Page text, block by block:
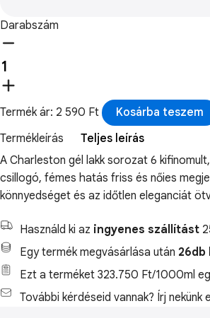
Darabszám
Termék ár: 2 590 Ft
Kosárba teszem
Termékleírás
Teljes leírás
A Charleston gél lakk sorozat 6
csillogó, fémes hatás friss és nőies
könnyedséget és az időtlen eleganciát
Használd ki az ingyenes szállítást
Egy termék megvásárlása után 26db
Ezt a terméket 323.750 Ft/1000ml
További kérdéseid vannak? Írj